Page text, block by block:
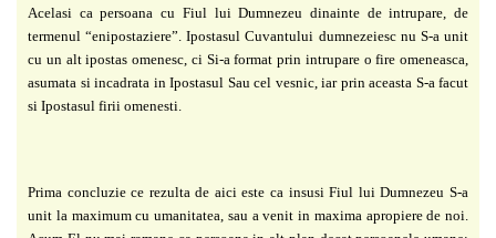
Acelasi ca persoana cu Fiul lui Dumnezeu dinainte de intrupare, de
termenul “enipostaziere”. Ipostasul Cuvantului dumnezeiesc nu S-a unit
cu un alt ipostas omenesc, ci Si-a format prin intrupare o fire omeneasca,
asumata si incadrata in Ipostasul Sau cel vesnic, iar prin aceasta S-a facut
si Ipostasul firii omenesti.
Prima concluzie ce rezulta de aici este ca insusi Fiul lui Dumnezeu S-a
unit la maximum cu umanitatea, sau a venit in maxima apropiere de noi.